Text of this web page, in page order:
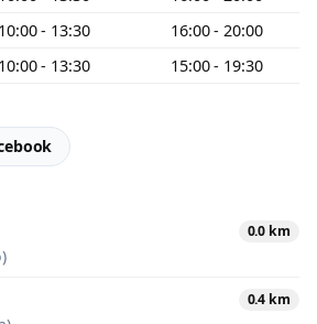
10:00 - 13:30
16:00 - 20:00
10:00 - 13:30 15:00 - 19:30
0.0 km
0.4 km
Invia messaggio